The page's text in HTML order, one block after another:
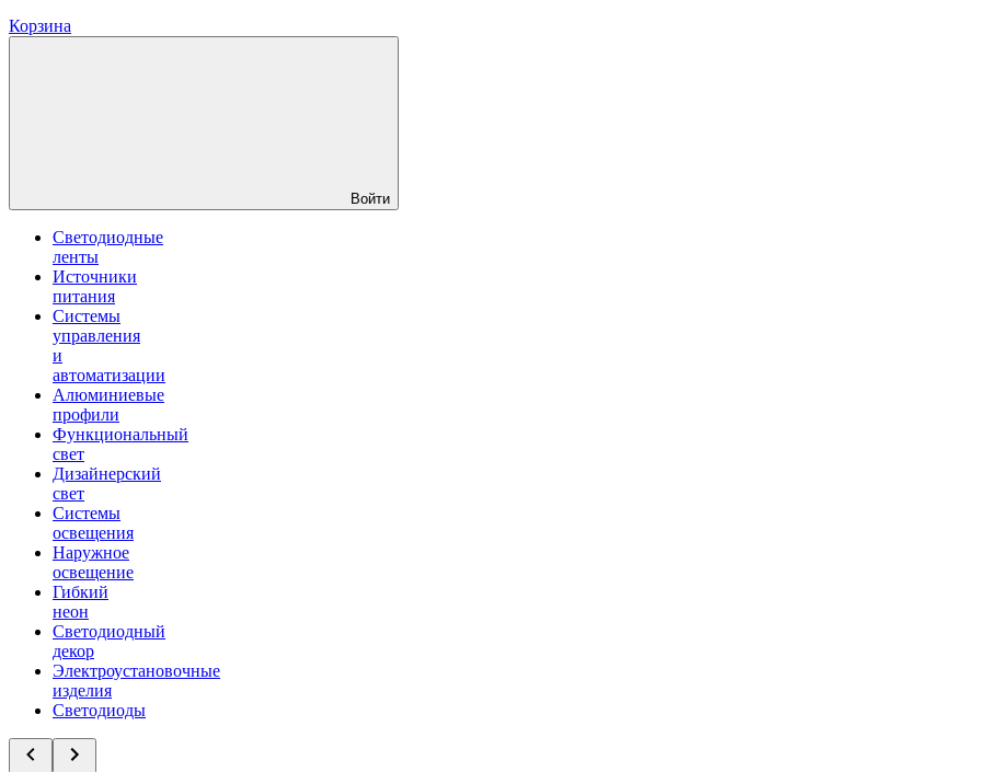
Корзина
Войти
Светодиодные
ленты
Источники
питания
Системы
управления
и
автоматизации
Алюминиевые
профили
Функциональный
свет
Дизайнерский
свет
Системы
освещения
Наружное
освещение
Гибкий
неон
Светодиодный
декор
Электроустановочные
изделия
Светодиоды